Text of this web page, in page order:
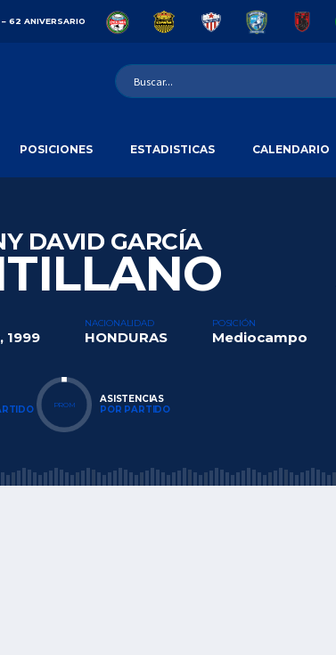
– 62 ANIVERSARIO
POSICIONES ESTADISTICAS CALENDARIO
DAVID GARCÍA
1999
NACIONALIDAD
HONDURAS
POSICIÓN
Mediocampo
PROM
ASISTENCIAS
POR PARTIDO